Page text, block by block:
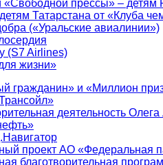
«Свободной прессы» – детям
Татарстана от «Клуба
(«Уральские авиалинии»)
(S7 Airlines)
жизни»
гражданин» и «Миллион
деятельность
проект АО «Федеральная
благотворительная